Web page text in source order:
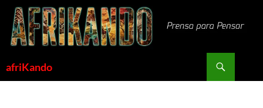
Saltar
contenido
afriKando